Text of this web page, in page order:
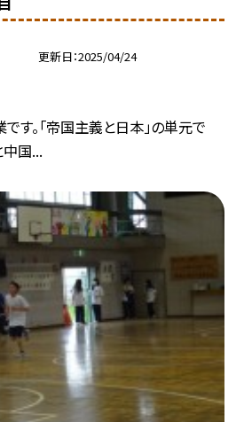
更新日 2025/04/24
す。「帝国主義と日本」の単元で
中国...